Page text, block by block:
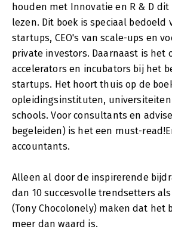
houden met Innovatie en R & D dit
lezen. Dit boek is speciaal bedoeld
startups, CEO's van scale-ups en
private investors. Daarnaast is het
accelerators en incubators bij het
startups. Het hoort thuis op de
opleidingsinstituten,
schools. Voor consultants en
begeleiden) is het een must-
accountants.
Alleen al door de inspirerende
dan 10 succesvolle trendsetters
(Tony Chocolonely) maken dat het
meer dan waard is.